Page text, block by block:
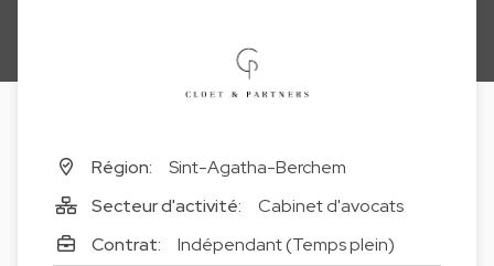
Région:
Sint-Agatha-Berchem
Secteur d'activité:
Cabinet d'avocats
Contrat:
Indépendant (Temps plein)